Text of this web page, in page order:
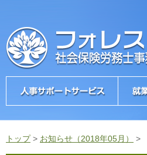
トップ> お知らせ（2018年05月） >